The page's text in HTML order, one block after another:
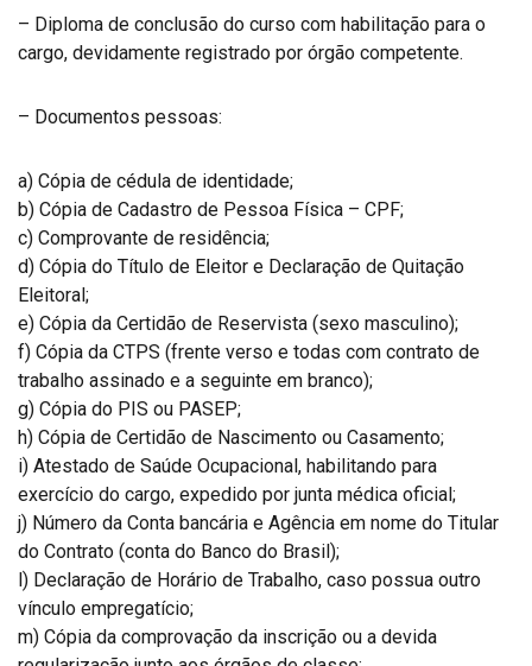
– Diploma de conclusão do curso com habilitação para o
cargo, devidamente registrado por órgão competente.
– Documentos pessoas:
a) Cópia de cédula de identidade;
b) Cópia de Cadastro de Pessoa Física – CPF;
c) Comprovante de residência;
d) Cópia do Título de Eleitor e Declaração de Quitação
Eleitoral;
e) Cópia da Certidão de Reservista (sexo masculino);
f) Cópia da CTPS (frente verso e todas com contrato de
trabalho assinado e a seguinte em branco);
g) Cópia do PIS ou PASEP;
h) Cópia de Certidão de Nascimento ou Casamento;
i) Atestado de Saúde Ocupacional, habilitando para
exercício do cargo, expedido por junta médica oficial;
j) Número da Conta bancária e Agência em nome do Titular
do Contrato (conta do Banco do Brasil);
l) Declaração de Horário de Trabalho, caso possua outro
vínculo empregatício;
m) Cópia da comprovação da inscrição ou a devida